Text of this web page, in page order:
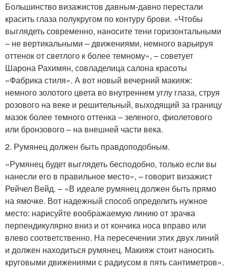
Большинство визажистов давным-давно перестали
красить глаза полукругом по контуру брови. «Чтобы
выглядеть современно, наносите тени горизонтальными
– не вертикальными – движениями, немного варьируя
оттенок от светлого к более темному», – советует
Шарона Рахимян, совладелица салона красоты
«Фабрика стиля». А вот новый вечерний макияж:
немного золотого цвета во внутреннем углу глаза, струя
розового на веке и решительный, выходящий за границу
мазок более темного оттенка – зеленого, фиолетового
или бронзового – на внешней части века.
2. Румянец должен быть правдоподобным.
«Румянец будет выглядеть бесподобно, только если вы
нанесли его в правильное место», – говорит визажист
Рейчел Вейд. – «В идеале румянец должен быть прямо
на ямочке. Вот надежный способ определить нужное
место: нарисуйте воображаемую линию от зрачка
перпендикулярно вниз и от кончика носа вправо или
влево соответственно. На пересечении этих двух линий
и должен находиться румянец. Макияж стоит наносить
круговыми движениями с радиусом в пять сантиметров».